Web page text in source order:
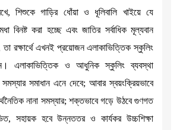
শিশুকে গাড়ির ধোঁয়া ও ধূলিবালি খাইয়ে যে
বিনষ্ট করা হচ্ছে এবং জাতির সর্বাধিক মূল্যবান
তা রক্ষার্থে এখনই প্রয়োজন এলাকাভিত্তিক স্কুলিং
এলাকাভিত্তিক ও আধুনিক স্কুলিং ব্যবস্থা
সমাধান এনে দেবে; আবার স্বয়ংক্রিয়ভাবে
নানা সমস্যার; শক্তভাবে গড়ে উঠবে গুণগত
সহায়ক হবে উন্নততর ও কার্যকর উচ্চশিক্ষা